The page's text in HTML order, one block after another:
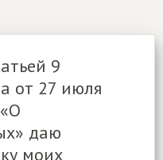
9
от 27 июля
даю
моих